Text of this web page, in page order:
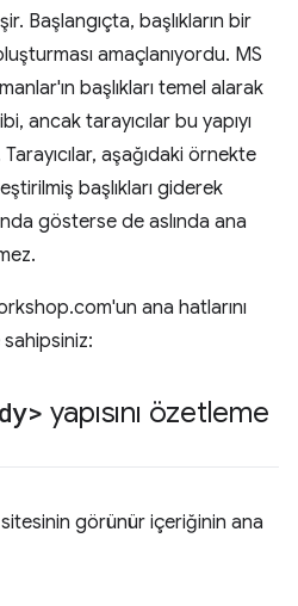
Başlangıçta, başlıkların bir
amaçlanıyordu. MS
başlıkları temel alarak
ancak tarayıcılar bu yapıyı
aşağıdaki örnekte
başlıkları giderek
gösterse de aslında ana
ana hatlarını
yapısını özetleme
görünür içeriğinin ana